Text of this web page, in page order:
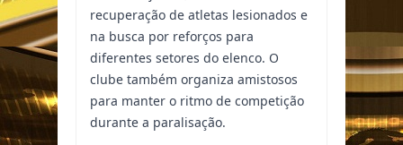
recuperação de atletas lesionados e
na busca por reforços para
diferentes setores do elenco. O
clube também organiza amistosos
para manter o ritmo de competição
durante a paralisação.